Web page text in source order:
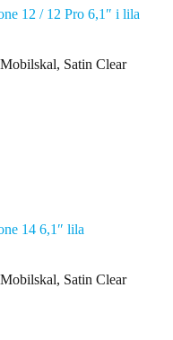
12 / 12 Pro 6,1″ i lila
Mobilskal, Satin Clear
14 6,1″ lila
Mobilskal, Satin Clear